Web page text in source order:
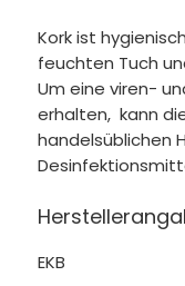
Kork ist
feuchten Tuch
Um eine viren-
erhalten, kann
handelsüblichen
EKB